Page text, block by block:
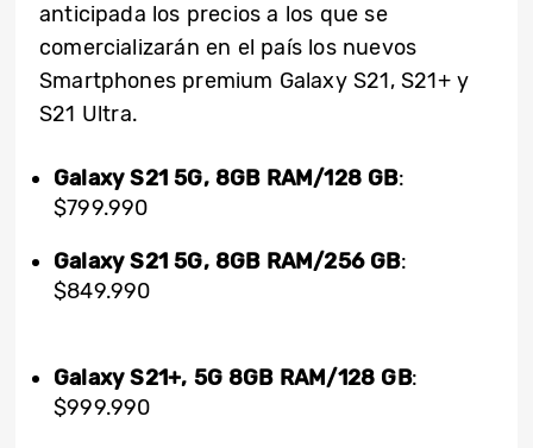
anticipada los precios a los que se
comercializarán en el país los nuevos
Smartphones premium Galaxy S21, S21+ y
S21 Ultra.
Galaxy S21 5G, 8GB RAM/128 GB:
$799.990
Galaxy S21 5G, 8GB RAM/256 GB:
$849.990
Galaxy S21+, 5G 8GB RAM/128 GB:
$999.990